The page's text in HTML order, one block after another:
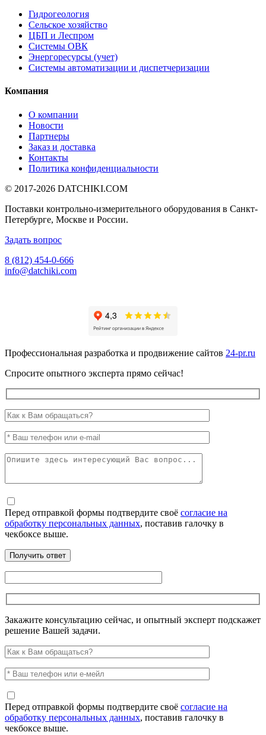
Гидрогеология
Сельское хозяйство
ЦБП и Леспром
Системы ОВК
Энергоресурсы (учет)
Системы автоматизации и диспетчеризации
Компания
О компании
Новости
Партнеры
Заказ и доставка
Контакты
Политика конфиденциальности
© 2017-2026 DATCHIKI.COM
Поставки контрольно-измерительного оборудования в Санкт-
Петербурге, Москве и России.
Задать вопрос
8 (812) 454-0-666
info@datchiki.com
Профессиональная разработка и продвижение сайтов 24-pr.ru
Спросите опытного эксперта прямо сейчас!
Перед отправкой формы подтвердите своё согласие на
обработку персональных данных, поставив галочку в
чекбоксе выше.
Закажите консультацию сейчас, и опытный эксперт подскажет
решение Вашей задачи.
Перед отправкой формы подтвердите своё согласие на
обработку персональных данных, поставив галочку в
чекбоксе выше.